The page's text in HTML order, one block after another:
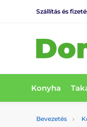
Szállítás és
Konyha
Bevezetés